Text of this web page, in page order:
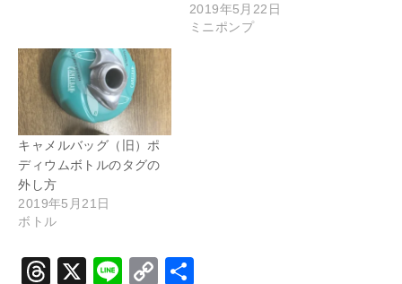
2019年5月22日
ミニポンプ
キャメルバッグ（旧）ポ
ディウムボトルのタグの
外し方
2019年5月21日
ボトル
T
X
Li
C